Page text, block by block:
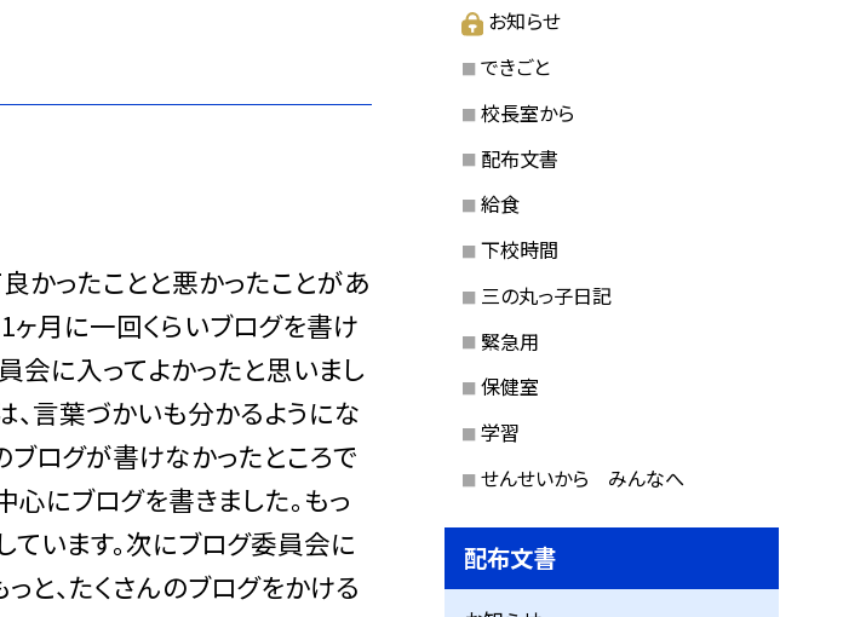
かったことと悪かったことがあ
ヶ月に一回くらいブログを書け
会に入ってよかったと思いまし
言葉づかいも分かるようにな
ブログが書けなかったところで
にブログを書きました。もっ
います。次にブログ委員会に
と、たくさんのブログをかける
お知らせ
できごと
校長室から
配布文書
給食
下校時間
三の丸っ子日記
緊急用
保健室
学習
せんせいから みんなへ
配布文書